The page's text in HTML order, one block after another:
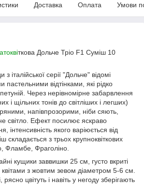
Доставка Оплата Умови
ткова Дольче Тріо F1 Суміш 10
з італійської серії "Дольче" відомі
пастельними відтінками, які рідко
Через нерівномірне забарвлення
і щільних тонів до світліших і легших)
напівпрозорими, ніби сяють,
світло. Ефект посилює яскраво
інтенсивність якого варіюється від
складається з трьох крупноквіткових
Фламбе, Фраголіно.
кущики заввишки 25 см, густо вкриті
з жовтим зевом діаметром 5-6 см.
рясно цвітуть і навіть у негоду зберігають